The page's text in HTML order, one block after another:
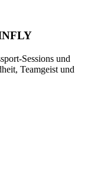
Sessions und
Teamgeist und